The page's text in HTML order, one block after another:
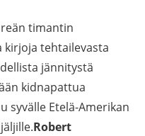
timantin
tehtailevasta
jännitystä
kidnapattua
syvälle Etelä-Amerikan
Robert